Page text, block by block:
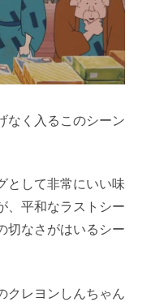
なく入るこのシーン
として非常にいい味
、平和なラストシー
切なさがはいるシー
クレヨンしんちゃん